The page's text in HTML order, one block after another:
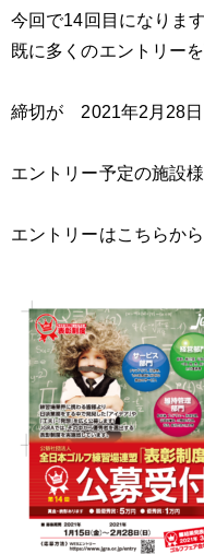
今回で14回目になります
既に多くのエントリー
締切が 2021年2月28日
エントリー予定の施設
エントリーはこちら